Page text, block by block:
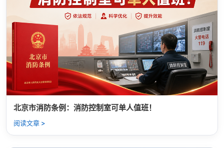
北京市消防条例：消防控制室可单人值班！
阅读文章 >